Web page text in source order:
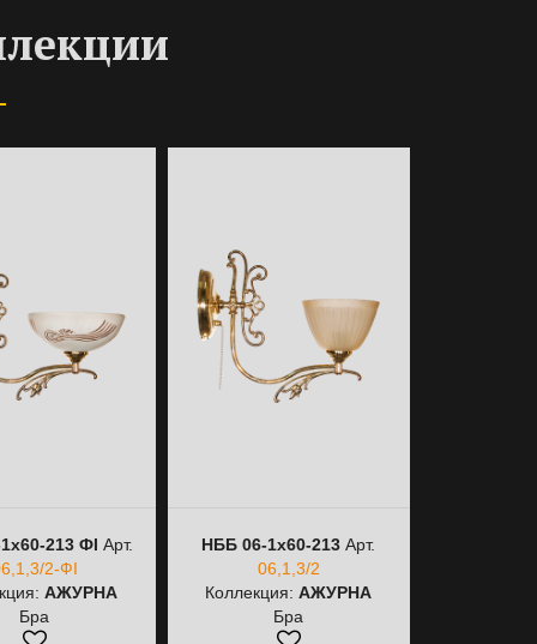
213 ФІ Арт.
2-ФІ
АЖУРНА
Бра
НББ 06-1х60-213 Арт.
06,1,3/2
Коллекция: АЖУРНА
Бра